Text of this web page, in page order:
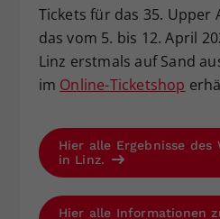
Tickets für das 35. Upper
das vom 5. bis 12. April
Linz erstmals auf Sand
im Online-Ticketshop
Hier alle Ergebnisse des
in Linz.
Hier alle Informationen